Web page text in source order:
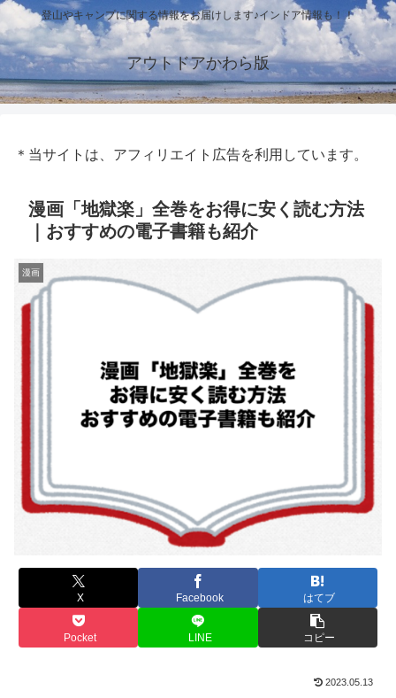
登山やキャンプに関する情報をお届けします♪インドア情報も！！
アウトドアかわら版
＊当サイトは、アフィリエイト広告を利用しています。
漫画「地獄楽」全巻をお得に安く読む方法
｜おすすめの電子書籍も紹介
漫画
X Facebook はてブ
Pocket LINE コピー
2023.05.13